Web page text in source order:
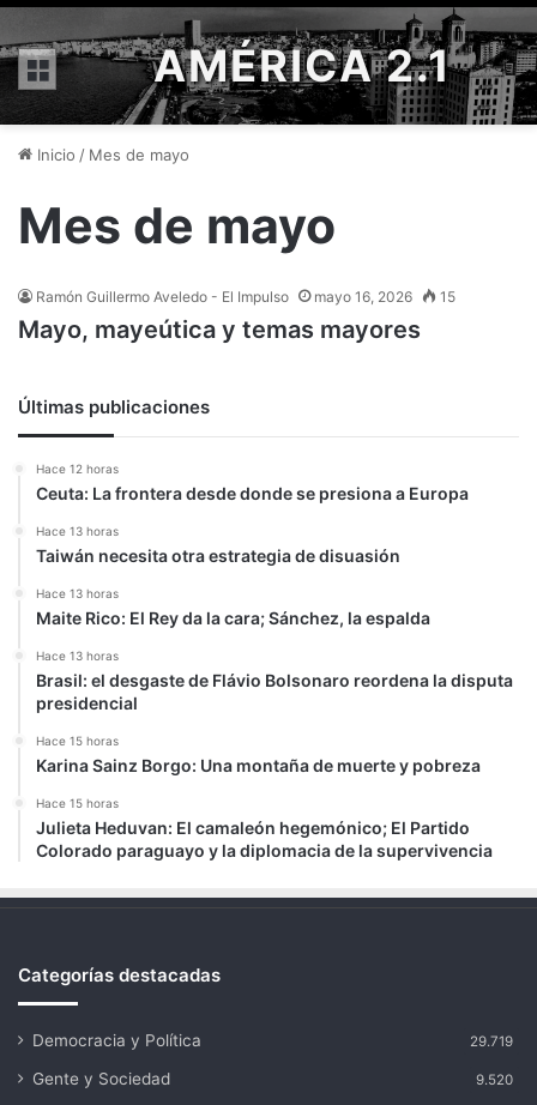
Menú AMÉRICA 2.1
Inicio / Mes de mayo
Mes de mayo
Ramón Guillermo Aveledo - El Impulso mayo 16, 2026 15
Mayo, mayeútica y temas mayores
Últimas publicaciones
Hace 12 horas
Ceuta: La frontera desde donde se presiona a Europa
Hace 13 horas
Taiwán necesita otra estrategia de disuasión
Hace 13 horas
Maite Rico: El Rey da la cara; Sánchez, la espalda
Hace 13 horas
Brasil: el desgaste de Flávio Bolsonaro reordena la disputa
presidencial
Hace 15 horas
Karina Sainz Borgo: Una montaña de muerte y pobreza
Hace 15 horas
Julieta Heduvan: El camaleón hegemónico; El Partido
Colorado paraguayo y la diplomacia de la supervivencia
Categorías destacadas
Democracia y Política 29.719
Gente y Sociedad 9.520